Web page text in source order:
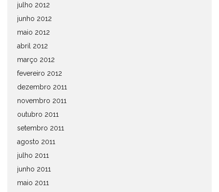
julho 2012
junho 2012
maio 2012
abril 2012
março 2012
fevereiro 2012
dezembro 2011
novembro 2011
outubro 2011
setembro 2011
agosto 2011
julho 2011
junho 2011
maio 2011